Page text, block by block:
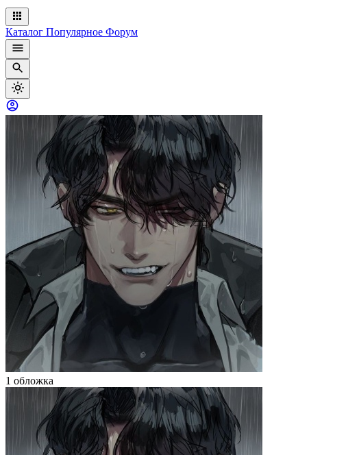
Каталог Популярное Форум
1 обложка